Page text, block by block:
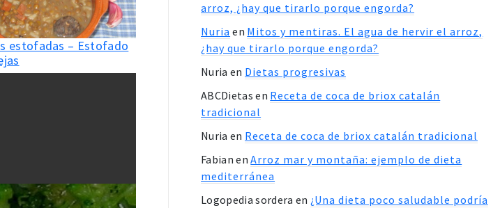
estofadas – Estofado
arroz, ¿hay que tirarlo porque engorda?
Nuria en Mitos y mentiras. El agua de hervir el arroz,
¿hay que tirarlo porque engorda?
Nuria en Dietas progresivas
ABCDietas en Receta de coca de briox catalán
tradicional
Nuria en Receta de coca de briox catalán tradicional
Fabian enArroz mar y montaña: ejemplo de dieta
mediterránea
Logopedia sordera en ¿Una dieta poco saludable podría